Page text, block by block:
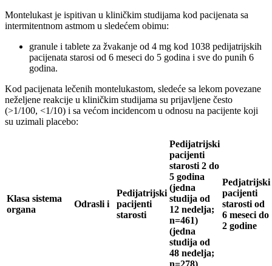
Montelukast je ispitivan u kliničkim studijama kod pacijenata sa
intermitentnom astmom u sledećem obimu:
granule i tablete za žvakanje od 4 mg kod 1038 pedijatrijskih
pacijenata starosi od 6 meseci do 5 godina i sve do punih 6
godina.
Kod pacijenata lečenih montelukastom, sledeće sa lekom povezane
neželjene reakcije u kliničkim studijama su prijavljene često
(>1/100, <1/10) i sa većom incidencom u odnosu na pacijente koji
su uzimali placebo:
Klasa sistema
organa
Odrasli i
Pedijatrijski
pacijenti
starosti
Pedijatrijski
pacijenti
starosti 2 do
5 godina
(jedna
studija od
12 nedelja;
n=461)
(jedna
studija od
48 nedelja;
n=278)
Pedjatrijski
pacijenti
starosti od
6 meseci do
2 godine